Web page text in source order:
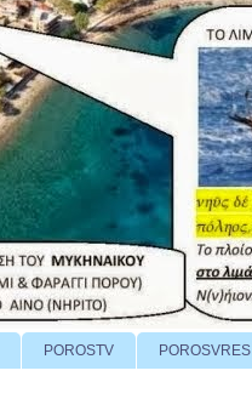
POROSTV POROSVRES